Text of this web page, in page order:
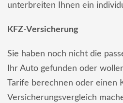
unterbreiten Ihnen ein
KFZ-Versicherung
Sie haben noch nicht die
Ihr Auto gefunden oder
Tarife berechnen oder einen
Versicherungsvergleich